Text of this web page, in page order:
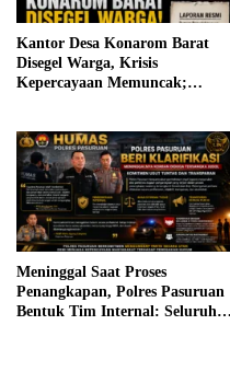
Kantor Desa Konarom Barat
Disegel Warga, Krisis
Kepercayaan Memuncak;
Meninggal Saat Proses
Penangkapan, Polres Pasuruan
Bentuk Tim Internal: Seluruh